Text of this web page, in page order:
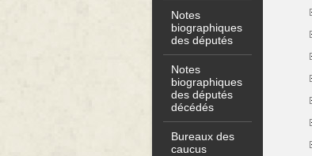
Notes
biographiques
des députés
Notes
biographiques
des députés
décédés
Bureaux des
caucus